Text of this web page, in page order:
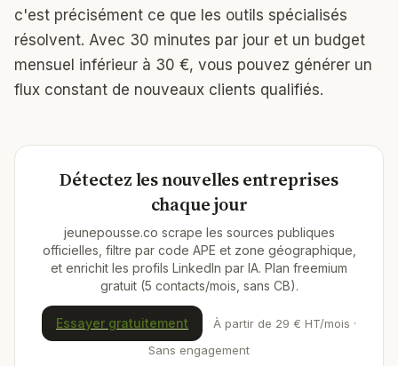
c'est précisément ce que les outils spécialisés
résolvent. Avec 30 minutes par jour et un budget
mensuel inférieur à 30 €, vous pouvez générer un
flux constant de nouveaux clients qualifiés.
Détectez les nouvelles entreprises
chaque jour
jeunepousse.co scrape les sources publiques
officielles, filtre par code APE et zone géographique,
et enrichit les profils LinkedIn par IA. Plan freemium
gratuit (5 contacts/mois, sans CB).
Essayer gratuitement
À partir de 29 € HT/mois ·
Sans engagement